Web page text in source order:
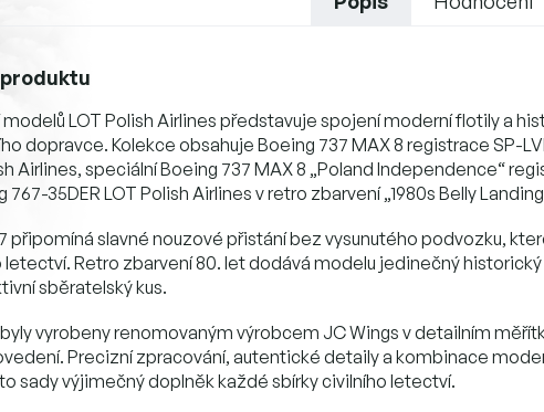
LOT Polish Airlines představuje spojení moderní flotily a
dopravce. Kolekce obsahuje Boeing 737 MAX 8 registrace SP-
Airlines, speciální Boeing 737 MAX 8 „Poland Independence“
35DER LOT Polish Airlines v retro zbarvení „1980s Belly
připomíná slavné nouzové přistání bez vysunutého podvozku,
Retro zbarvení 80. let dodává modelu jedinečný historický
sběratelský kus.
vyrobeny renomovaným výrobcem JC Wings v detailním
Precizní zpracování, autentické detaily a kombinace
sady výjimečný doplněk každé sbírky civilního letectví.